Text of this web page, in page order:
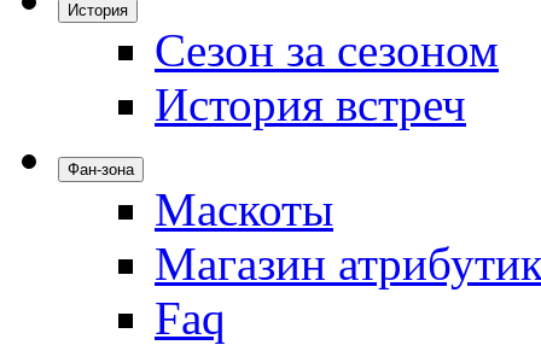
История
Сезон за сезоном
История встреч
Фан-зона
Маскоты
Магазин
Faq